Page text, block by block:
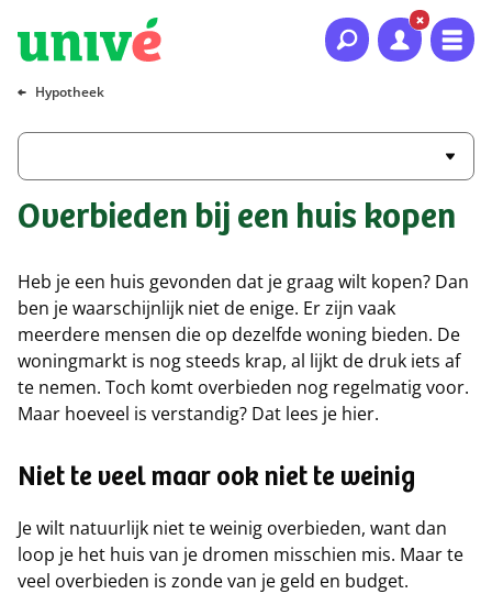
Naar hoofdinhoud
Naar hoofdnavigatie
Naar footer
Hypotheek
Overbieden bij een huis kopen
Heb je een huis gevonden dat je graag wilt kopen? Dan
ben je waarschijnlijk niet de enige. Er zijn vaak
meerdere mensen die op dezelfde woning bieden. De
woningmarkt is nog steeds krap, al lijkt de druk iets af
te nemen. Toch komt overbieden nog regelmatig voor.
Maar hoeveel is verstandig? Dat lees je hier.
Niet te veel maar ook niet te weinig
Je wilt natuurlijk niet te weinig overbieden, want dan
loop je het huis van je dromen misschien mis. Maar te
veel overbieden is zonde van je geld en budget.